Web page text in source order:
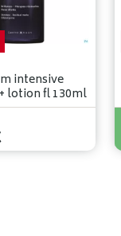
intensive
propolis+ lotion fl 130ml